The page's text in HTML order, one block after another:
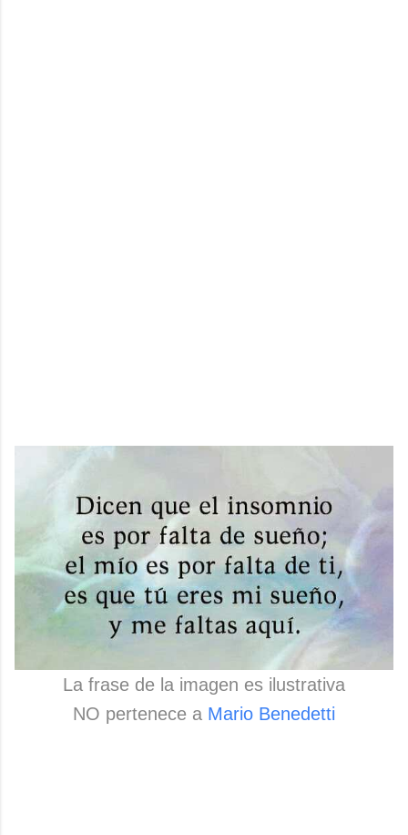
La frase de la imagen es ilustrativa
NO pertenece a Mario Benedetti